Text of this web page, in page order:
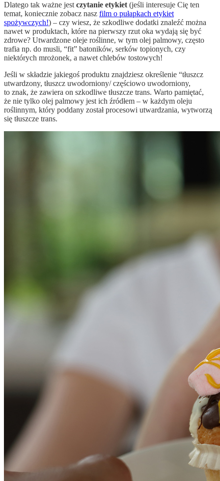
Dlatego tak ważne jest czytanie etykiet (jeśli interesuje Cię ten
temat, koniecznie zobacz nasz film o pułapkach etykiet
spożywczych!) – czy wiesz, że szkodliwe dodatki znaleźć można
nawet w produktach, które na pierwszy rzut oka wydają się być
zdrowe? Utwardzone oleje roślinne, w tym olej palmowy, często
trafia np. do musli, “fit” batoników, serków topionych, czy
niektórych mrożonek, a nawet chlebów tostowych!
Jeśli w składzie jakiegoś produktu znajdziesz określenie “tłuszcz
utwardzony, tłuszcz uwodorniony/ częściowo uwodorniony,
to znak, że zawiera on szkodliwe tłuszcze trans. Warto pamiętać,
że nie tylko olej palmowy jest ich źródłem – w każdym oleju
roślinnym, który poddany został procesowi utwardzania, wytworzą
się tłuszcze trans.